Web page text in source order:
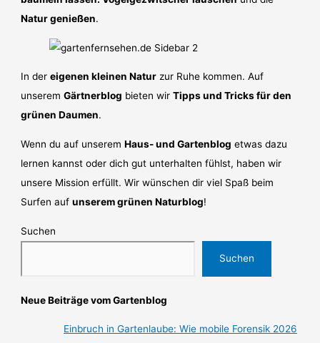
Natur genießen.
In dereigenen kleinen Natur zur Ruhe kommen. Auf
unseremGärtnerblog bieten wirTipps und Tricks für den
grünen Daumen.
Wenn du auf unseremHaus- und Gartenblog etwas dazu
lernen kannst oder dich gut unterhalten fühlst, haben wir
unsere Mission erfüllt. Wir wünschen dir viel Spaß beim
Surfen aufunserem grünen Naturblog!
Suchen
Suchen
Neue Beiträge vom Gartenblog
Einbruch in Gartenlaube: Wie mobile Forensik 2026